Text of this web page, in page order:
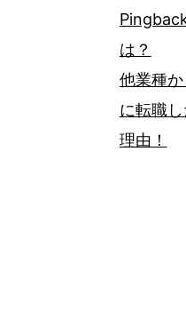
は？
他業種
に転職
理由！